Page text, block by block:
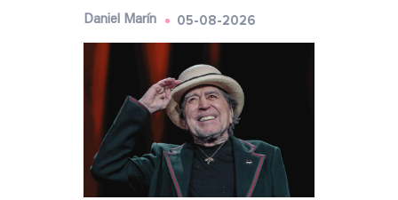
Daniel Marín 05-08-2026